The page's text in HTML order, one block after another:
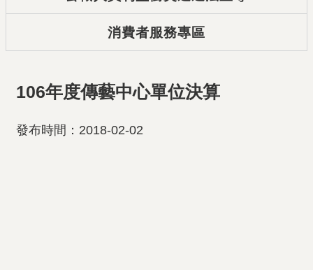
消費者服務專區
106年度傳藝中心單位決算
發布時間：2018-02-02